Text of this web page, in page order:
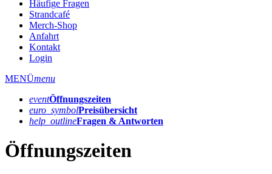
Häufige Fragen
Strandcafé
Merch-Shop
Anfahrt
Kontakt
Login
MENÜmenu
eventÖffnungs­zeiten
euro_symbolPreis­übersicht
help_outlineFragen & Antworten
Öffnungszeiten